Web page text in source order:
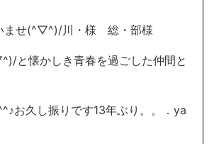
ませ(^▽^)/川・様 総・部様
と懐かしき青春を過ごした仲間と
お久し振りです13年ぶり。。．ya